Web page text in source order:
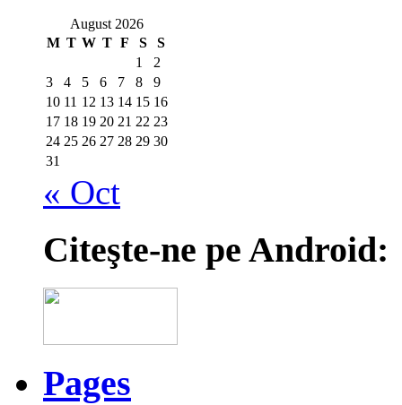
August 2026
M T W T F S
S
1
2
3
4 5 6 7 8
9
10 11 12 13 14 15 16
17 18 19 20 21 22 23
24 25 26 27 28 29 30
31
« Oct
Citeşte-ne pe Android:
Pages